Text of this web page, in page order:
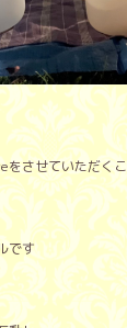
をさせていただく
です